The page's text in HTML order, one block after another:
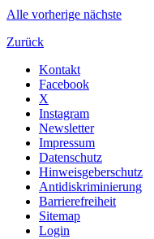
Alle vorherige nächste
Zurück
Kontakt
Facebook
X
Instagram
Newsletter
Impressum
Datenschutz
Hinweisgeberschutz
Antidiskriminierung
Barrierefreiheit
Sitemap
Login